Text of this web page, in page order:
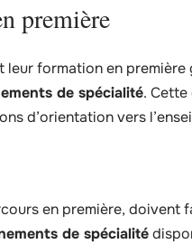
première
formation en première
de spécialité. Cette
d’orientation vers
en première, doivent
de spécialité